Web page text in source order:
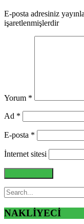
E-posta adresiniz
işaretlenmişlerdir
Yorum *
Ad *
E-posta *
İnternet sitesi
NAKLİYECİ